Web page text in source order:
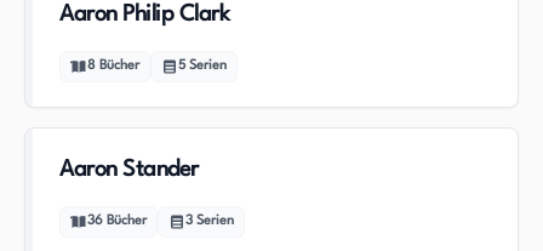
Aaron Philip Clark
8 Bücher 5 Serien
Aaron Stander
36 Bücher 3 Serien